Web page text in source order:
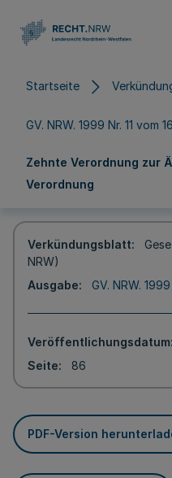
Startseite
GV. NRW. 1999 Nr. 11 vom
Zehnte Verordnung zur
Verordnung
Verkündungsblatt
NRW)
Ausgabe
GV. NRW. 1999
Veröffentlichungsdatum
Seite
86
PDF-Version